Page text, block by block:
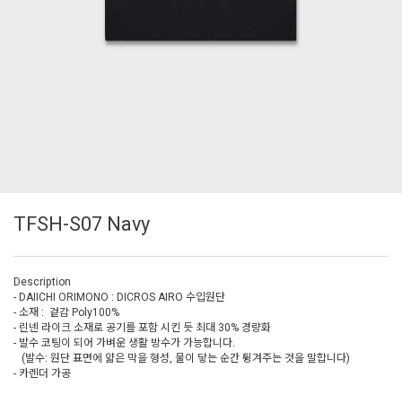
TFSH-S07 Navy
Description
- DAIICHI ORIMONO : DICROS AIRO 수입원단
- 소재 : 겉감 Poly100%
- 린넨 라이크 소재로 공기를 포함 시킨 듯 최대 30% 경량화
- 발수 코팅이 되어 가벼운 생활 방수가 가능합니다.
(발수: 원단 표면에 얇은 막을 형성, 물이 닿는 순간 튕겨주는 것을 말합니다)
- 카렌더 가공